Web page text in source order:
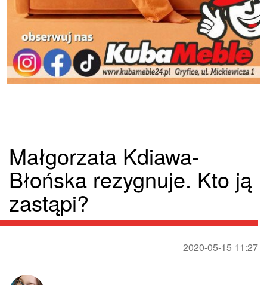
Małgorzata Kdiawa-
Błońska rezygnuje. Kto ją
zastąpi?
2020-05-15 11:27